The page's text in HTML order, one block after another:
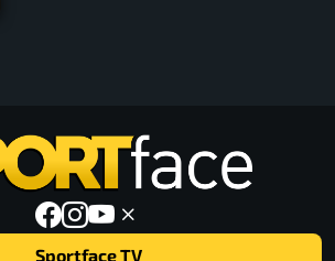
Sportface TV